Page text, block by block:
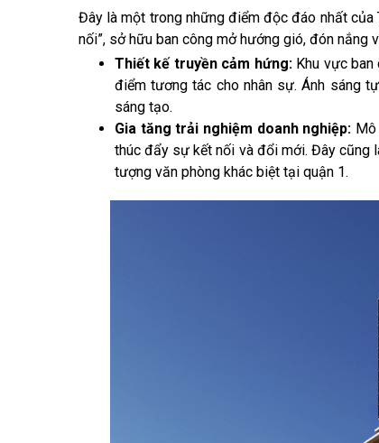
Đây là một trong những điểm độc đáo nhất của
nối”, sở hữu ban công mở hướng gió, đón nắng
Thiết kế truyền cảm hứng:Khu vực ban
điểm tương tác cho nhân sự. Ánh sáng
sáng tạo.
Gia tăng trải nghiệm doanh nghiệp:
thúc đẩy sự kết nối và đổi mới. Đây cũng
tượng văn phòng khác biệt tại quận 1.